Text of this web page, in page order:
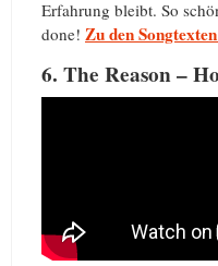
Erfahrung bleibt. So
done! Zu den
6. The Reason –